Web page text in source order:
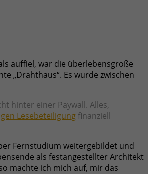
auffiel, war die überlebensgroße
„Drahthaus“. Es wurde zwischen
hinter einer Paywall. Alles,
Lesebeteiligung finanziell
Fernstudium weitergebildet und
als festangestellter Architekt
machte ich mich auf, mir das